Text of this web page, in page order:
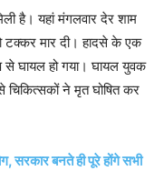
है। यहां मंगलवार देर शाम
टक्कर मार दी। हादसे के एक
से घायल हो गया। घायल युवक
चिकित्सकों ने मृत घोषित कर
सरकार बनते ही पूरे होंगे सभी